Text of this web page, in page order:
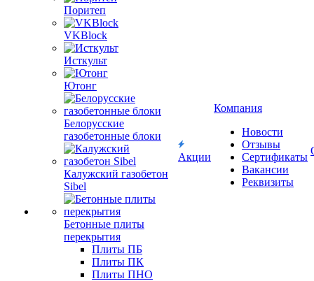
Поритеп
VKBlock
Исткульт
Ютонг
Белорусские
газобетонные блоки
Калужский газобетон
Sibel
Бетонные плиты
перекрытия
Плиты ПБ
Плиты ПК
Плиты ПНО
Акции
Компания
Новости
Отзывы
Сертификаты
Вакансии
Реквизиты